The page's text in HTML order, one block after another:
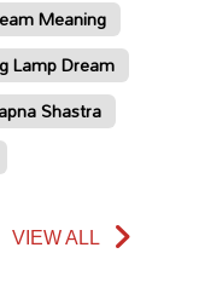
Meaning
Lamp Dream
Shastra
VIEW ALL